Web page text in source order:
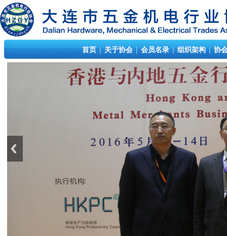
首页 | 关于协会 | 会员名录 | 组织架构 | 协